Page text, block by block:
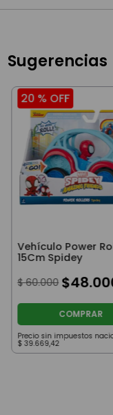
Sugerencias
20 % OFF
Vehículo Power
15Cm Spidey
$ 60.000 $48.
COMPRAR
Precio sin impuestos
$ 39.669,42